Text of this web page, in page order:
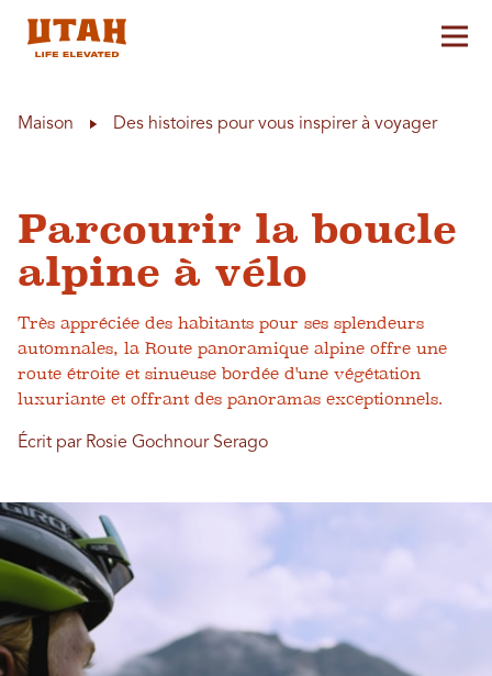
Maison Des histoires pour vous inspirer à voyager
Parcourir la boucle
alpine à vélo
Très appréciée des habitants pour ses splendeurs
automnales, la Route panoramique alpine offre une
route étroite et sinueuse bordée d'une végétation
luxuriante et offrant des panoramas exceptionnels.
Écrit par Rosie Gochnour Serago